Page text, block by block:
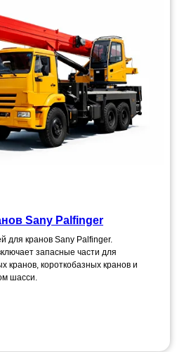
Sany Palfinger
для кранов Sany Palfinger.
запасные части для
кранов, короткобазных кранов и
шасси.